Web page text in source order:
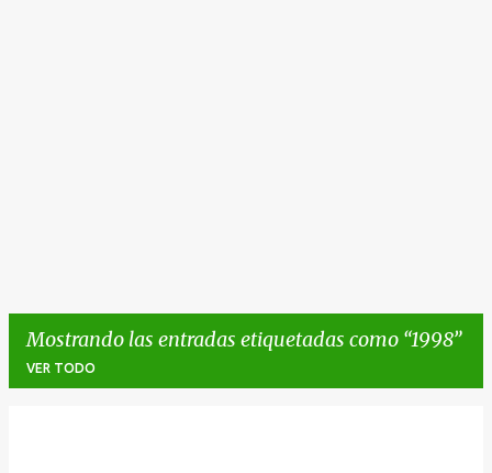
Mostrando las entradas etiquetadas como 1998
VER TODO